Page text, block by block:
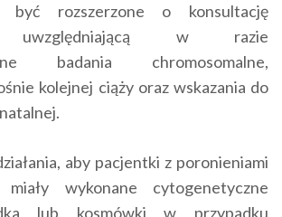
być rozszerzone o konsultację
uwzględniającą w razie
badania chromosomalne,
kolejnej ciąży oraz wskazania do
aby pacjentki z poronieniami
miały wykonane cytogenetyczne
lub kosmówki w przypadku